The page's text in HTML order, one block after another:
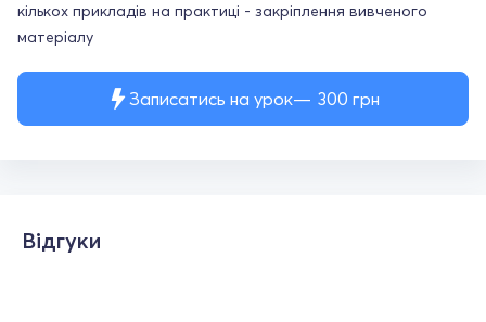
Записатись на урок 300 грн
кількох прикладів на практиці - закріплення вивченого
матеріалу
Відгуки